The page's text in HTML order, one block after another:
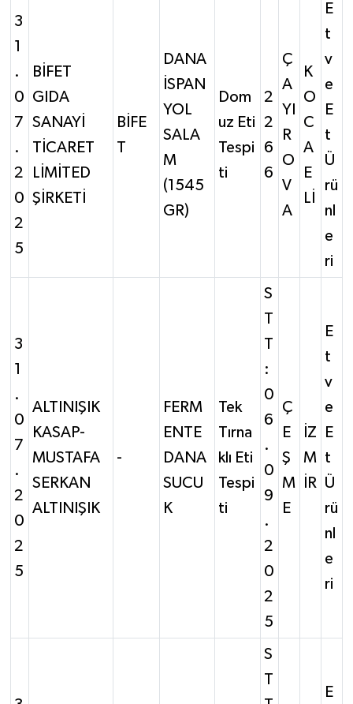
3
1
.
0
7
.
2
0
2
5
BİFET
GIDA
SANAYİ
TİCARET
LİMİTED
ŞİRKETİ
BİFE
T
DANA
İSPAN
YOL
SALA
M
(1545
GR)
Dom
uz Eti
Tespi
ti
2
2
6
6
Ç
A
YI
R
O
V
A
K
O
C
A
E
Lİ
E
t
v
e
E
t
Ü
rü
nl
e
ri
3
1
.
0
7
.
2
0
2
5
ALTINIŞIK
KASAP-
MUSTAFA
SERKAN
ALTINIŞIK
-
FERM
ENTE
DANA
SUCU
K
Tek
Tırna
klı Eti
Tespi
ti
S
T
T
:
0
6
.
0
9
.
2
0
2
5
Ç
E
Ş
M
E
İZ
M
İR
E
t
v
e
E
t
Ü
rü
nl
e
ri
S
T
E